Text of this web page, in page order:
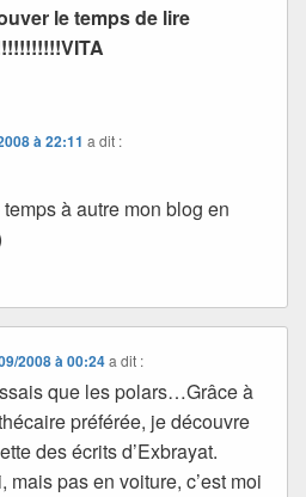
le temps de lire
à 22:11 a dit :
à autre mon blog en
2008 à 00:24 a dit :
que les polars…Grâce à
préférée, je découvre
des écrits d’Exbrayat.
mais pas en voiture, c’est moi